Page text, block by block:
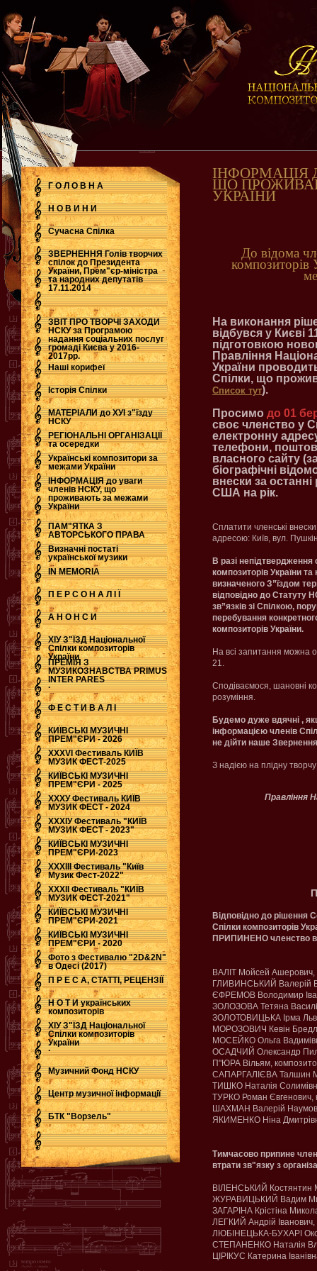
Г О Л О В Н А
Н О В И Н И
Сучасна Cпілка
ЗВЕРНЕННЯ Голів творчих
спілок до Президента
України, Прем"єр-міністра
та народних депутатів
17.11.2014
.
ЗВІТ ПРО ТВОРЧІ ЗАХОДИ
НСКУ за Програмою
надання соціальних послуг
громаді Києва у 2016-
2017рр.
.
Наші корифеї
Історія Спілки
МАТЕРІАЛИ до ХУІ з"їзду
НСКУ
РЕГІОНАЛЬНІ ОРГАНІЗАЦІЇ
та осередки
Українські композитори за
межами України
ІНФОРМАЦІЯ до уваги
членів НСКУ, що
проживають за межами
України
ПАМ"ЯТКА З
АВТОРСЬКОГО ПРАВА
Визначні постаті
української музики
IN MEMORIA
П Е Р С О Н А Л І Ї
А Н О Н С И
ХІУ З"ЇЗД Національної
Спілки композиторів
України
ПРЕМІЯ З
МУЗИКОЗНАВСТВА PRIMUS
INTER PARES
.
Ф Е С Т И В А Л І
КИЇВСЬКІ МУЗИЧНІ
ПРЕМ"ЄРИ - 2026
ХХХVI Фестиваль КИЇВ
МУЗИК ФЕСТ-2025
КИЇВСЬКІ МУЗИЧНІ
ПРЕМ"ЄРИ - 2025
ХХХУ Фестиваль КИЇВ
МУЗИК ФЕСТ - 2024
ХХХІУ Фестиваль "КИЇВ
МУЗИК ФЕСТ - 2023"
КИЇВСЬКІ МУЗИЧНІ
ПРЕМ"ЄРИ-2023
ХХХІІІ Фестиваль "Київ
Музик Фест-2022"
ХХХІІ Фестиваль "КИЇВ
МУЗИК ФЕСТ-2021"
КИЇВСЬКІ МУЗИЧНІ
ПРЕМ"ЄРИ-2021
КИЇВСЬКІ МУЗИЧНІ
ПРЕМ"ЄРИ - 2020
Фото з Фестивалю "2D&2N"
в Одесі (2017)
П Р Е С А, СТАТТІ, РЕЦЕНЗІЇ
Н О Т И українських
композиторів
ХІУ З"ЇЗД Національної
Спілки композиторів
України
.
Музичний Фонд НСКУ
Центр музичної інформації
БТК "Ворзель"
ІНФОРМАЦІЯ
ЩО
УКРАЇНИ
До відома
На виконання
відбувся у Києві
підготовкою
Правління
України
Спілки, що
Список тут).
Просимо до 01
своє членство у
електронну
телефони,
власного сайту
біографічні
внески за останні
США на рік.
Сплатити членські
адресою: Київ, вул.
В разі непідтвердження
композиторів України
визначеного З”їздом
відповідно до Статуту
зв”язків зі Спілкою,
перебування
композиторів України.
На всі запитання можна
21.
Сподіваємося, шановні
розуміння.
Будемо дуже вдячні ,
інформацією членів
не дійти наше
З надією на плідну
Правління
Відповідно до рішення
Спілки композиторів
ПРИПИНЕНО членство
ВАЛІТ Мойсей Ашерович,
ГЛИВИНСЬКИЙ Валерій
ЄФРЕМОВ Володимир
ЗОЛОЗОВА Тетяна
ЗОЛОТОВИЦЬКА Ірма
МОРОЗОВИЧ Кевін
МОСЕЙКО Ольга
ОСАДЧИЙ Олександр
П"ЮРА Вільям,
САПАРГАЛІЄВА Талшин
ТИШКО Наталія
ТУРКО Роман Євгенович,
ШАХМАН Валерій
ЯКИМЕНКО Ніна
Тимчасово припине
втрати зв"язку з
ВІЛЕНСЬКИЙ Костянтин
ЖУРАВИЦЬКИЙ Вадим
ЗАГАРІНА Крістіна
ЛЕГКИЙ Андрій
ЛЮБІНЕЦЬКА-БУХАРІ
СТЕПАНЕНКО Наталія
ЦІРІКУС Катерина